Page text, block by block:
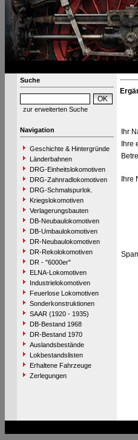
Suche
zur erweiterten Suche
Navigation
Geschichte & Hintergründe
Länderbahnen
DRG-Einheitslokomotiven
DRG-Zahnradlokomotiven
DRG-Schmalspurlok.
Kriegslokomotiven
Verlagerungsbauten
DB-Neubaulokomotiven
DB-Umbaulokomotiven
DR-Neubaulokomotiven
DR-Rekolokomotiven
DR - "6000er"
ELNA-Lokomotiven
Industrielokomotiven
Feuerlose Lokomotiven
Sonderkonstruktionen
SAAR (1920 - 1935)
DB-Bestand 1968
DR-Bestand 1970
Auslandsbestände
Lokbestandslisten
Erhaltene Fahrzeuge
Zerlegungen
Ihr
Ihre
Ihre